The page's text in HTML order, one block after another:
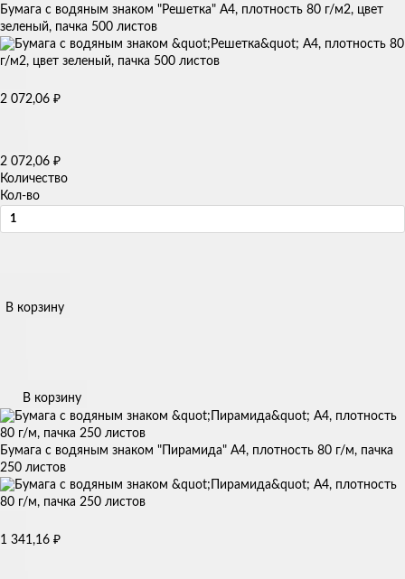
Бумага с водяным знаком "Решетка" А4, плотность 80 г/м2, цвет
зеленый, пачка 500 листов
2 072,06 ₽
2 072,06 ₽
Количество
Кол-во
В корзину
В корзину
Бумага с водяным знаком "Пирамида" А4, плотность 80 г/м, пачка
250 листов
1 341,16 ₽